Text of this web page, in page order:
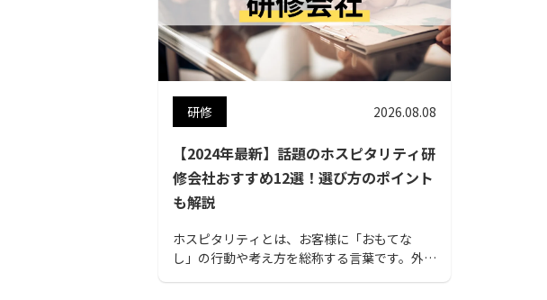
研修 2026.08.08
【2024年最新】話題のホスピタリティ研
修会社おすすめ12選！選び方のポイント
も解説
ホスピタリティとは、お客様に「おもてな
し」の行動や考え方を総称する言葉です。外部